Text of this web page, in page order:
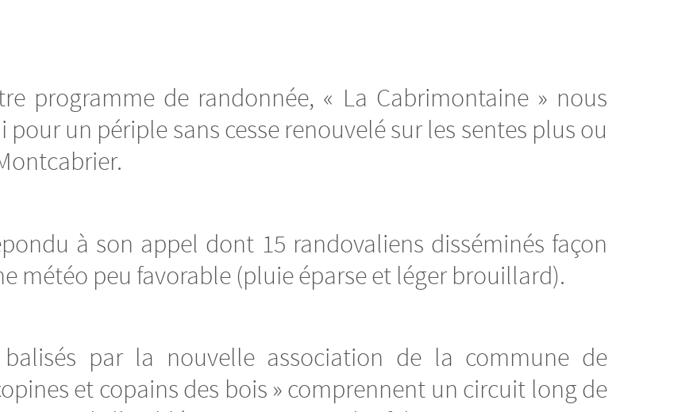
programme de randonnée, « La Cabrimontaine » nous
un périple sans cesse renouvelé sur les sentes plus ou
à son appel dont 15 randovaliens disséminés façon
météo peu favorable (pluie éparse et léger brouillard).
balisés par la nouvelle association de la commune de
et copains des bois » comprennent un circuit long de